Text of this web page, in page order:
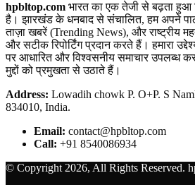
hpbltop.com भारत का एक तेजी से बढ़ता हुआ
है। झारखंड के धनबाद से संचालित, हम अपने
ताज़ा खबरें (Trending News), और राष्ट्रीय
और सटीक रिपोर्टिंग प्रदान करते हैं। हमारा
पर आधारित और विश्वसनीय समाचार उपलब्ध
मुद्दों को प्रमुखता से उठाते हैं।
Address: Lowadih chowk P. O+P. S
834010, India.
Email: contact@hpbltop.com
Call: +91 8540086934
© Copyright 2026, All Rights Reserved.